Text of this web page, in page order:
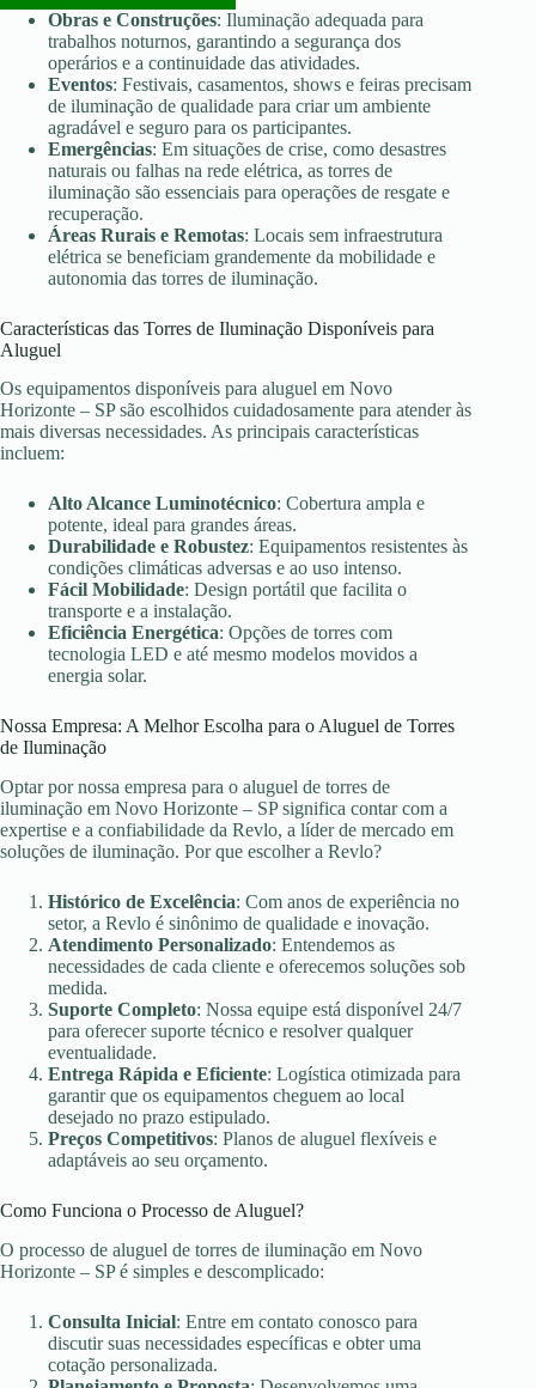
Obras e Construções: Iluminação adequada para
trabalhos noturnos, garantindo a segurança dos
operários e a continuidade das atividades.
Eventos: Festivais, casamentos, shows e feiras precisam
de iluminação de qualidade para criar um ambiente
agradável e seguro para os participantes.
Emergências: Em situações de crise, como desastres
naturais ou falhas na rede elétrica, as torres de
iluminação são essenciais para operações de resgate e
recuperação.
Áreas Rurais e Remotas: Locais sem infraestrutura
elétrica se beneficiam grandemente da mobilidade e
autonomia das torres de iluminação.
Características das Torres de Iluminação Disponíveis para
Aluguel
Os equipamentos disponíveis para aluguel em Novo
Horizonte – SP são escolhidos cuidadosamente para atender às
mais diversas necessidades. As principais características
incluem:
Alto Alcance Luminotécnico: Cobertura ampla e
potente, ideal para grandes áreas.
Durabilidade e Robustez: Equipamentos resistentes às
condições climáticas adversas e ao uso intenso.
Fácil Mobilidade: Design portátil que facilita o
transporte e a instalação.
Eficiência Energética: Opções de torres com
tecnologia LED e até mesmo modelos movidos a
energia solar.
Nossa Empresa: A Melhor Escolha para o Aluguel de Torres
de Iluminação
Optar por nossa empresa para o aluguel de torres de
iluminação em Novo Horizonte – SP significa contar com a
expertise e a confiabilidade da Revlo, a líder de mercado em
soluções de iluminação. Por que escolher a Revlo?
Histórico de Excelência: Com anos de experiência no
setor, a Revlo é sinônimo de qualidade e inovação.
Atendimento Personalizado: Entendemos as
necessidades de cada cliente e oferecemos soluções sob
medida.
Suporte Completo: Nossa equipe está disponível 24/7
para oferecer suporte técnico e resolver qualquer
eventualidade.
Entrega Rápida e Eficiente: Logística otimizada para
garantir que os equipamentos cheguem ao local
desejado no prazo estipulado.
Preços Competitivos: Planos de aluguel flexíveis e
adaptáveis ao seu orçamento.
Como Funciona o Processo de Aluguel?
O processo de aluguel de torres de iluminação em Novo
Horizonte – SP é simples e descomplicado:
Consulta Inicial: Entre em contato conosco para
discutir suas necessidades específicas e obter uma
cotação personalizada.